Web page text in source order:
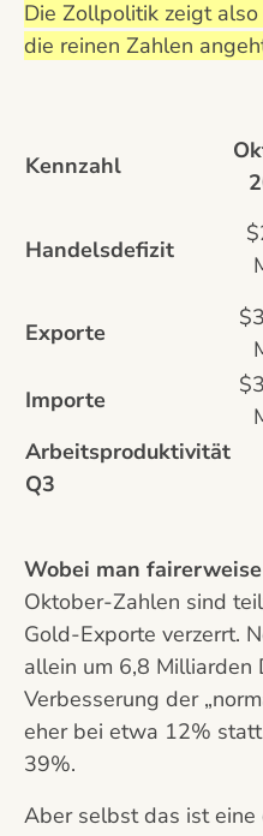
Die Zollpolitik zeigt
die reinen Zahlen
Kennzahl
Handelsdefizit
Exporte
Importe
Arbeitsproduktivität
Q3
Wobei man
Oktober-Zahlen sind
Gold-Exporte verzerrt.
allein um 6,8 Milliarden
Verbesserung der
eher bei etwa 12%
39%.
Aber selbst das ist